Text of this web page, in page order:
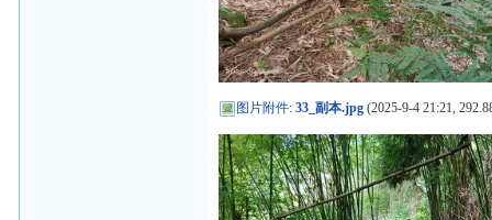
图片附件:33_副本.jpg (2025-9-4 21:21,